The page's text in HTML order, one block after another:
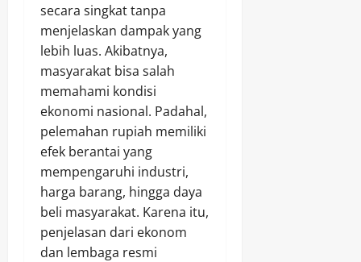
secara singkat tanpa
menjelaskan dampak yang
lebih luas. Akibatnya,
masyarakat bisa salah
memahami kondisi
ekonomi nasional. Padahal,
pelemahan rupiah memiliki
efek berantai yang
mempengaruhi industri,
harga barang, hingga daya
beli masyarakat. Karena itu,
penjelasan dari ekonom
dan lembaga resmi